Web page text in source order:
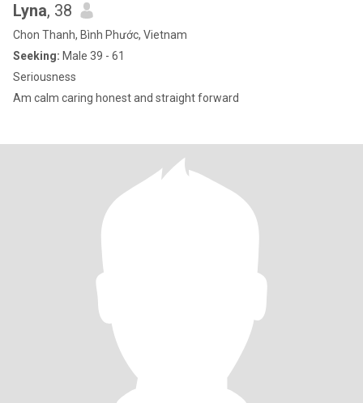
Lyna, 38
Chon Thanh, Bình Phước, Vietnam
Seeking: Male 39 - 61
Seriousness
Am calm caring honest and straight forward